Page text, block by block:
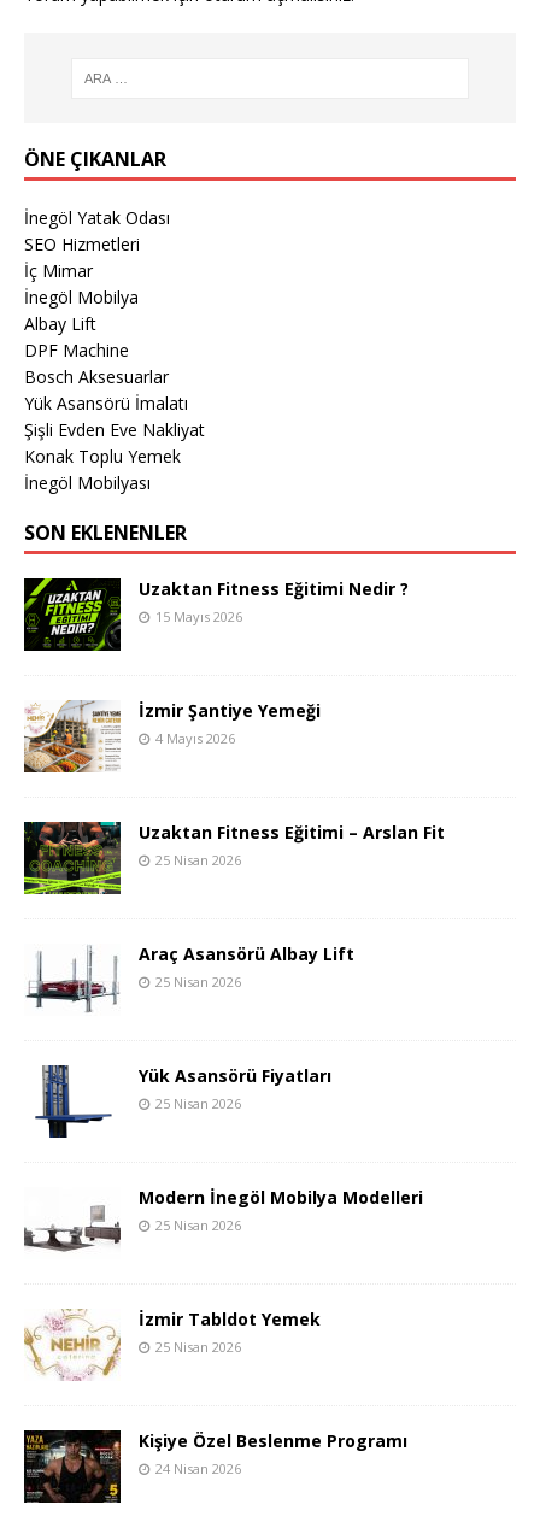
ÖNE ÇIKANLAR
İnegöl Yatak Odası
SEO Hizmetleri
İç Mimar
İnegöl Mobilya
Albay Lift
DPF Machine
Bosch Aksesuarlar
Yük Asansörü İmalatı
Şişli Evden Eve Nakliyat
Konak Toplu Yemek
İnegöl Mobilyası
SON EKLENENLER
Uzaktan Fitness Eğitimi Nedir ?
15 Mayıs 2026
İzmir Şantiye Yemeği
4 Mayıs 2026
Uzaktan Fitness Eğitimi – Arslan Fit
25 Nisan 2026
Araç Asansörü Albay Lift
25 Nisan 2026
Yük Asansörü Fiyatları
25 Nisan 2026
Modern İnegöl Mobilya Modelleri
25 Nisan 2026
İzmir Tabldot Yemek
25 Nisan 2026
Kişiye Özel Beslenme Programı
24 Nisan 2026